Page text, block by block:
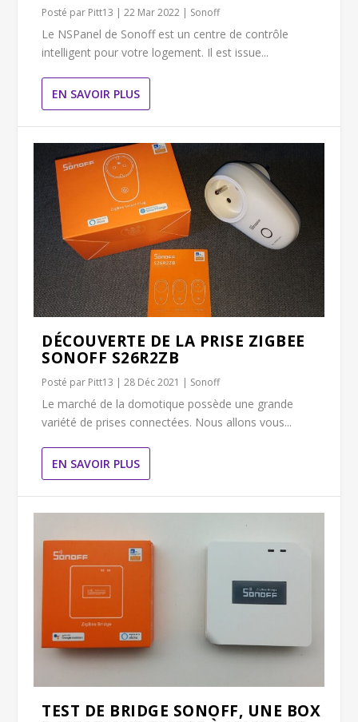
Posté par Pitt13 |22 Mar 2022 | Sonoff
Le NSPanel de Sonoff est un centre de contrôle
intelligent pour votre logement. Il est issue...
EN SAVOIR PLUS
DÉCOUVERTE DE LA PRISE ZIGBEE
SONOFF S26R2ZB
Posté par Pitt13 |28 Déc 2021 | Sonoff
Le marché de la domotique possède une grande
variété de prises connectées. Nous allons vous...
EN SAVOIR PLUS
TEST DE BRIDGE SONOFF, UNE BOX